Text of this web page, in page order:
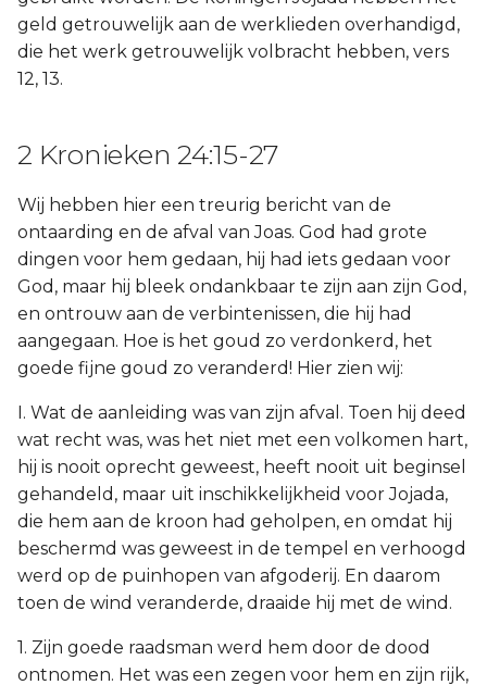
geld getrouwelijk aan de werklieden overhandigd,
die het werk getrouwelijk volbracht hebben, vers
12, 13.
2 Kronieken 24:15-27
Wij hebben hier een treurig bericht van de
ontaarding en de afval van Joas. God had grote
dingen voor hem gedaan, hij had iets gedaan voor
God, maar hij bleek ondankbaar te zijn aan zijn God,
en ontrouw aan de verbintenissen, die hij had
aangegaan. Hoe is het goud zo verdonkerd, het
goede fijne goud zo veranderd! Hier zien wij:
I. Wat de aanleiding was van zijn afval. Toen hij deed
wat recht was, was het niet met een volkomen hart,
hij is nooit oprecht geweest, heeft nooit uit beginsel
gehandeld, maar uit inschikkelijkheid voor Jojada,
die hem aan de kroon had geholpen, en omdat hij
beschermd was geweest in de tempel en verhoogd
werd op de puinhopen van afgoderij. En daarom
toen de wind veranderde, draaide hij met de wind.
1. Zijn goede raadsman werd hem door de dood
ontnomen. Het was een zegen voor hem en zijn rijk,